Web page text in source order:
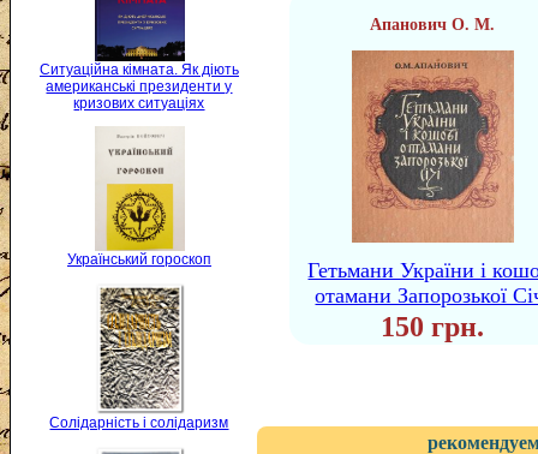
Ситуаційна кімната. Як діють
американські президенти у
кризових ситуаціях
Український гороскоп
Солідарність і солідаризм
Апанович О. М.
Гетьмани України і
отамани Запорозької
150 грн.